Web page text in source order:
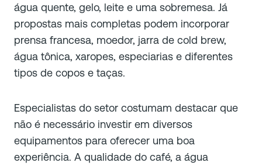
água quente, gelo, leite e uma sobremesa. Já
propostas mais completas podem incorporar
prensa francesa, moedor, jarra de cold brew,
água tônica, xaropes, especiarias e diferentes
tipos de copos e taças.
Especialistas do setor costumam destacar que
não é necessário investir em diversos
equipamentos para oferecer uma boa
experiência. A qualidade do café, a água